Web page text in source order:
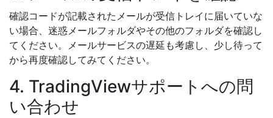
確認コードが記載されたメールが受信トレイに届いていな
い場合、迷惑メールフォルダやその他のフォルダを確認し
てください。メールサービスの遅延も考慮し、少し待って
から再度確認してみてください。
4. TradingViewサポートへの問
い合わせ